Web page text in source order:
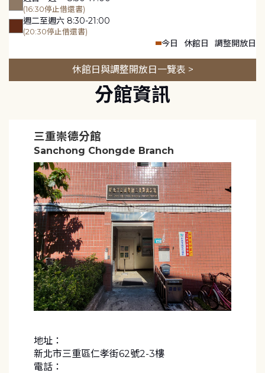
(16:30停止借還書)
週二至週六 8:30-21:00
(20:30停止借還書)
今日 休館日 調整開放日
休館日與調整開放日一覽表 >
分館資訊
三重崇德分館
Sanchong Chongde Branch
地址：
新北市三重區仁孝街62號2-3樓
電話：